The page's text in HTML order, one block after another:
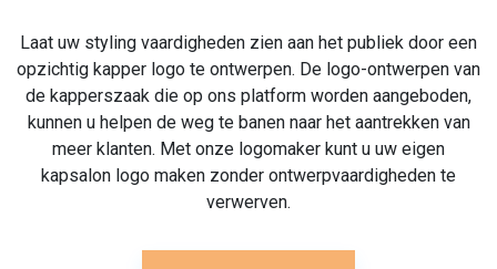
Laat uw styling vaardigheden zien aan het publiek door een
opzichtig kapper logo te ontwerpen. De logo-ontwerpen van
de kapperszaak die op ons platform worden aangeboden,
kunnen u helpen de weg te banen naar het aantrekken van
meer klanten. Met onze logomaker kunt u uw eigen
kapsalon logo maken zonder ontwerpvaardigheden te
verwerven.